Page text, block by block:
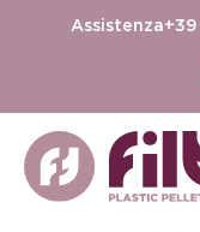
Assistenza